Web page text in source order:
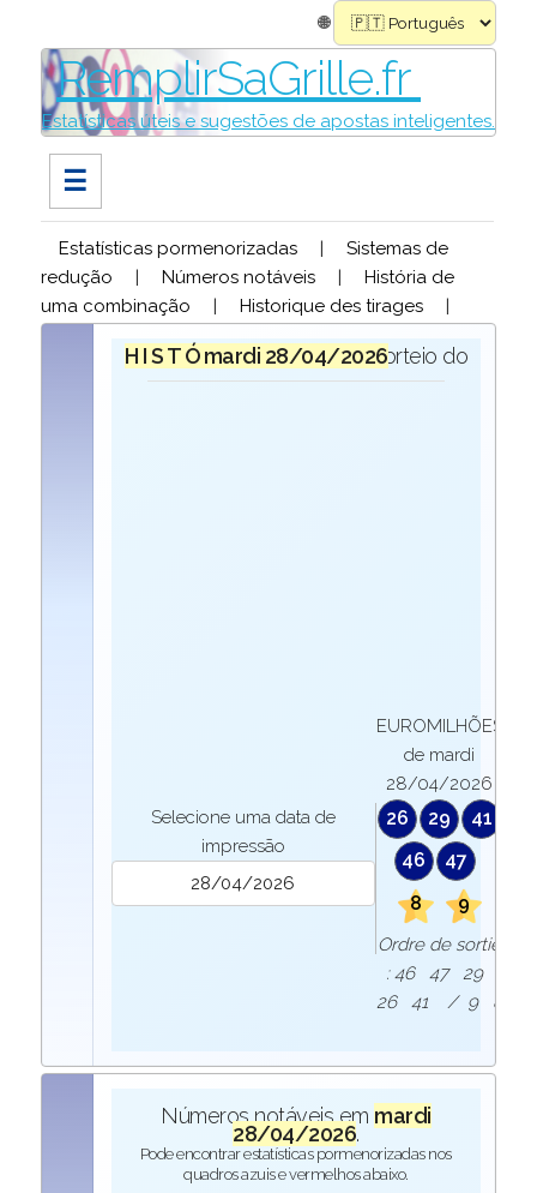
🌐
RemplirSaGrille.fr
Estatísticas úteis e sugestões de apostas inteligentes.
☰
Estatísticas pormenorizadas |
Sistemas de
redução
| Números notáveis |
História de
uma combinação
| Historique des tirages |
H I S T Ó R I O Q U Epara o sorteio do
mardi 28/04/2026
Selecione uma data de
impressão
EUROMILHÕES
de mardi
28/04/2026
26 29
41
46
47
8
9
Ordre de sortie
: 46 47 29
26 41 / 9 8
Números notáveis em mardi
28/04/2026.
Pode encontrar estatísticas pormenorizadas nos
quadros azuis e vermelhos abaixo.